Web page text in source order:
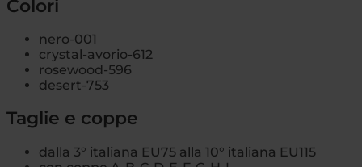
Colori
nero-001
crystal-avorio-612
rosewood-596
desert-753
Taglie e coppe
dalla 3° italiana EU75 alla 10° italiana EU115